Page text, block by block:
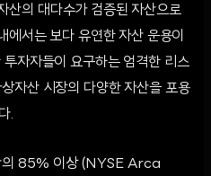
의 대다수가 검증된 자산으로
서는 보다 유연한 자산 운용이
자자들이 요구하는 엄격한 리스
자산 시장의 다양한 자산을 포용
.
의 85% 이상 (NYSE Arca